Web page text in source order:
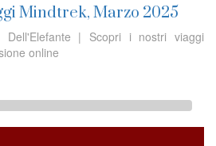
Mindtrek, Marzo 2025
Dell'Elefante | Scopri i nostri viaggi
online